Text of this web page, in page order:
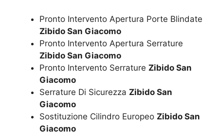
Pronto Intervento Apertura Porte Blindate
Zibido San Giacomo
Pronto Intervento Apertura Serrature
Zibido San Giacomo
Pronto Intervento Serrature Zibido San
Giacomo
Serrature Di Sicurezza Zibido San
Giacomo
Sostituzione Cilindro Europeo Zibido San
Giacomo